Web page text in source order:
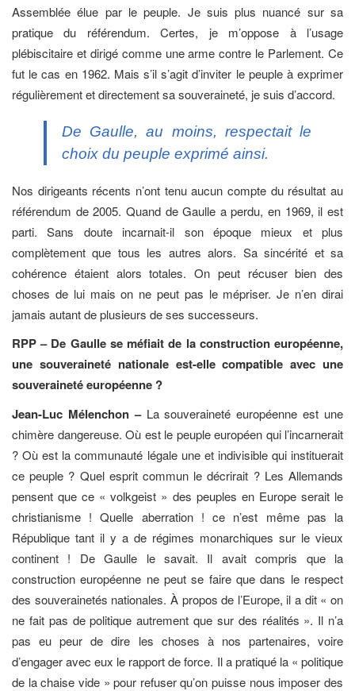
Assemblée élue par le peuple. Je suis plus nuancé sur sa
pratique du référendum. Certes, je m’oppose à l’usage
plébiscitaire et dirigé comme une arme contre le Parlement. Ce
fut le cas en 1962. Mais s’il s’agit d’inviter le peuple à exprimer
régulièrement et directement sa souveraineté, je suis d’accord.
De Gaulle, au moins, respectait le
choix du peuple exprimé ainsi.
Nos dirigeants récents n’ont tenu aucun compte du résultat au
référendum de 2005. Quand de Gaulle a perdu, en 1969, il est
parti. Sans doute incarnait-il son époque mieux et plus
complètement que tous les autres alors. Sa sincérité et sa
cohérence étaient alors totales. On peut récuser bien des
choses de lui mais on ne peut pas le mépriser. Je n’en dirai
jamais autant de plusieurs de ses successeurs.
RPP – De Gaulle se méfiait de la construction européenne,
une souveraineté nationale est-elle compatible avec une
souveraineté européenne ?
Jean-Luc Mélenchon –La souveraineté européenne est une
chimère dangereuse. Où est le peuple européen qui l’incarnerait
? Où est la communauté légale une et indivisible qui instituerait
ce peuple ? Quel esprit commun le décrirait ? Les Allemands
pensent que ce « volkgeist » des peuples en Europe serait le
christianisme ! Quelle aberration ! ce n’est même pas la
République tant il y a de régimes monarchiques sur le vieux
continent ! De Gaulle le savait. Il avait compris que la
construction européenne ne peut se faire que dans le respect
des souverainetés nationales. À propos de l’Europe, il a dit « on
ne fait pas de politique autrement que sur des réalités ». Il n’a
pas eu peur de dire les choses à nos partenaires, voire
d’engager avec eux le rapport de force. Il a pratiqué la « politique
de la chaise vide » pour refuser qu’on puisse nous imposer des